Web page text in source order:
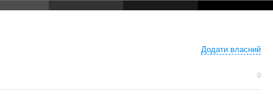
Додати власний
0